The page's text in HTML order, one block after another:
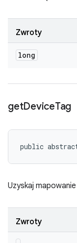
Zwroty
long
getDeviceTag
public
Uzyskaj
Zwroty